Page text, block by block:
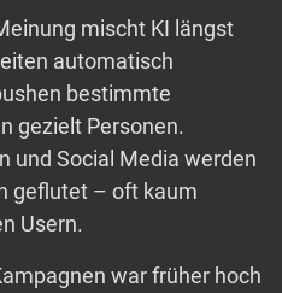
mischt KI längst
automatisch
bestimmte
gezielt Personen.
und Social Media werden
geflutet – oft kaum
Usern.
war früher hoch